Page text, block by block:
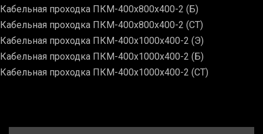
Кабельная проходка ПКМ-400х800х400-2 (Б)
Кабельная проходка ПКМ-400х800х400-2 (СТ)
Кабельная проходка ПКМ-400х1000х400-2 (Э)
Кабельная проходка ПКМ-400х1000х400-2 (Б)
Кабельная проходка ПКМ-400х1000х400-2 (СТ)